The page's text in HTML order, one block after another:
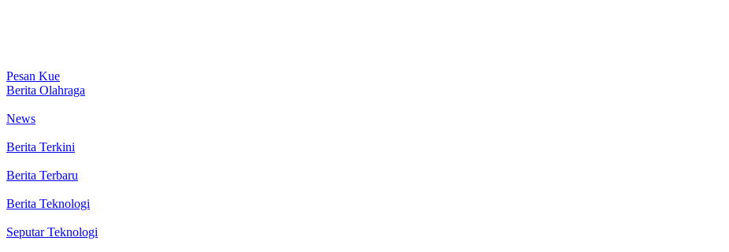
Pesan Kue
Berita Olahraga
News
Berita Terkini
Berita Terbaru
Berita Teknologi
Seputar Teknologi